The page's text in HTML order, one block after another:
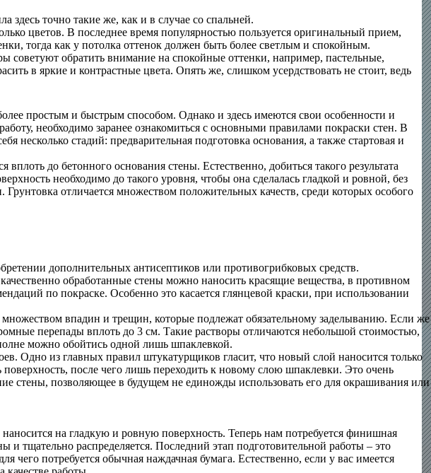
здесь точно такие же, как и в случае со спальней.
цветов. В последнее время популярностью пользуется оригинальный прием,
тогда как у потолка оттенок должен быть более светлым и спокойным.
советуют обратить внимание на спокойные оттенки, например, пастельные,
в яркие и контрастные цвета. Опять же, слишком усердствовать не стоит, ведь
простым и быстрым способом. Однако и здесь имеются свои особенности и
необходимо заранее ознакомиться с основными правилами покраски стен. В
несколько стадий: предварительная подготовка основания, а также стартовая и
до бетонного основания стены. Естественно, добиться такого результата
необходимо до такого уровня, чтобы она сделалась гладкой и ровной, без
отличается множеством положительных качеств, среди которых особого
дополнительных антисептиков или противогрибковых средств.
обработанные стены можно наносить красящие вещества, в противном
по покраске. Особенно это касается глянцевой краски, при использовании
впадин и трещин, которые подлежат обязательному заделыванию. Если же
перепады вплоть до 3 см. Такие растворы отличаются небольшой стоимостью,
можно обойтись одной лишь шпаклевкой.
Одно из главных правил штукатурщиков гласит, что новый слой наносится только
после чего лишь переходить к новому слою шпаклевки. Это очень
стены, позволяющее в будущем не единожды использовать его для окрашивания или
на гладкую и ровную поверхность. Теперь нам потребуется финишная
тщательно распределяется. Последний этап подготовительной работы – это
потребуется обычная наждачная бумага. Естественно, если у вас имеется